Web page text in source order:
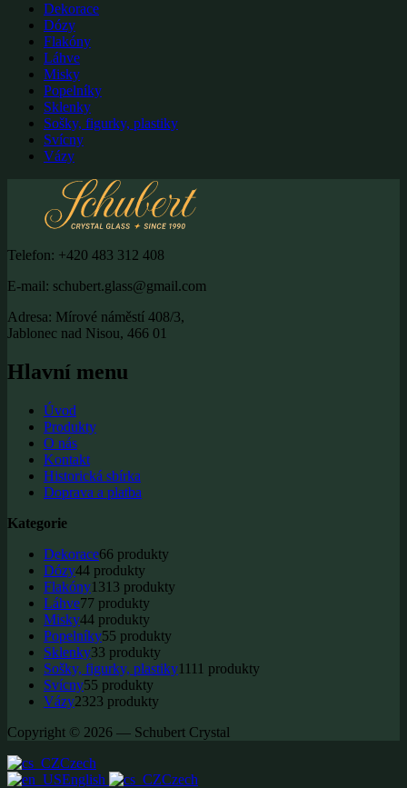
Dekorace
Dózy
Flakóny
Láhve
Misky
Popelníky
Sklenky
Sošky, figurky, plastiky
Svícny
Vázy
Telefon: +420 483 312 408
E-mail: schubert.glass@gmail.com
Adresa: Mírové náměstí 408/3,
Jablonec nad Nisou, 466 01
Hlavní menu
Úvod
Produkty
O nás
Kontakt
Historická sbírka
Doprava a platba
Kategorie
Dekorace66 produkty
Dózy44 produkty
Flakóny1313 produkty
Láhve77 produkty
Misky44 produkty
Popelníky55 produkty
Sklenky33 produkty
Sošky, figurky, plastiky11 11 produkty
Svícny55 produkty
Vázy2323 produkty
Copyright © 2026 — Schubert Crystal
Czech
English
Czech